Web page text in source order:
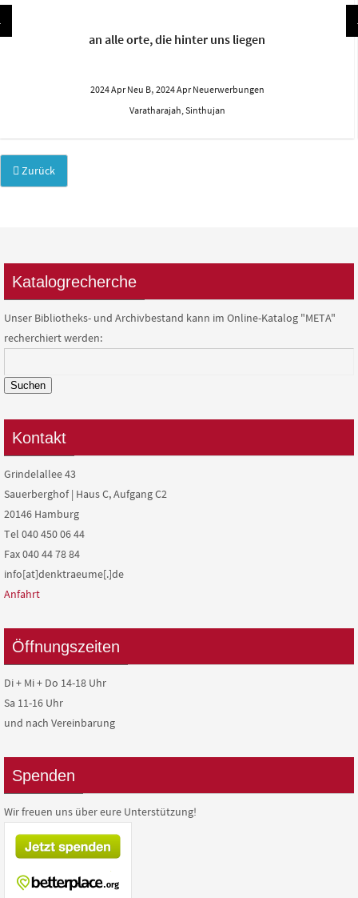
an alle orte, die hinter uns liegen
2024 Apr Neu B, 2024 Apr Neuerwerbungen
Varatharajah, Sinthujan
Zurück
Katalogrecherche
Unser Bibliotheks- und Archivbestand kann im Online-Katalog "META"
recherchiert werden:
Suchen
Kontakt
Grindelallee 43
Sauerberghof | Haus C, Aufgang C2
20146 Hamburg
Tel 040 450 06 44
Fax 040 44 78 84
info[at]denktraeume[.]de
Anfahrt
Öffnungszeiten
Di + Mi + Do 14-18 Uhr
Sa 11-16 Uhr
und nach Vereinbarung
Spenden
Wir freuen uns über eure Unterstützung!